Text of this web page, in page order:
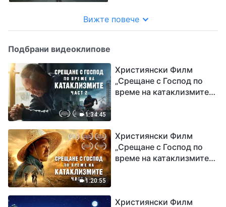
Вижте повече
Подбрани видеоклипове
1:34:45
Християнски Филм
„Срещане с Господ по
време на катаклизмите“
1:20:55
Християнски Филм
„Срещане с Господ по
време на катаклизмите“
Християнски Филм